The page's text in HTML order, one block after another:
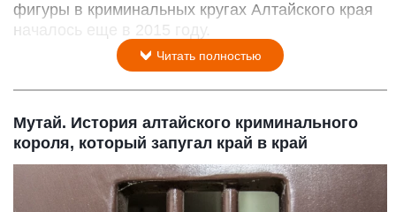
фигуры в криминальных кругах Алтайского края
началось еще в 2015 году.
Читать полностью
Мутай. История алтайского криминального
короля, который запугал край в край